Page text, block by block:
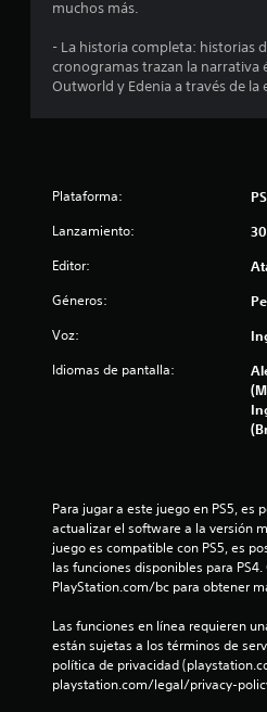
muchos más.
- La historia completa: historias
cronogramas trazan la narrativa
Outworld y Edenia a través de la
Plataforma:
Lanzamiento:
Editor:
Géneros:
Voz:
Idiomas de pantalla:
Para jugar a este juego en PS5, es
actualizar el software a la versión
juego es compatible con PS5, es
las funciones disponibles para PS4.
PlayStation.com/bc para obtener
Las funciones en línea requieren
están sujetas a los términos de
política de privacidad
playstation.com/legal/privacy-